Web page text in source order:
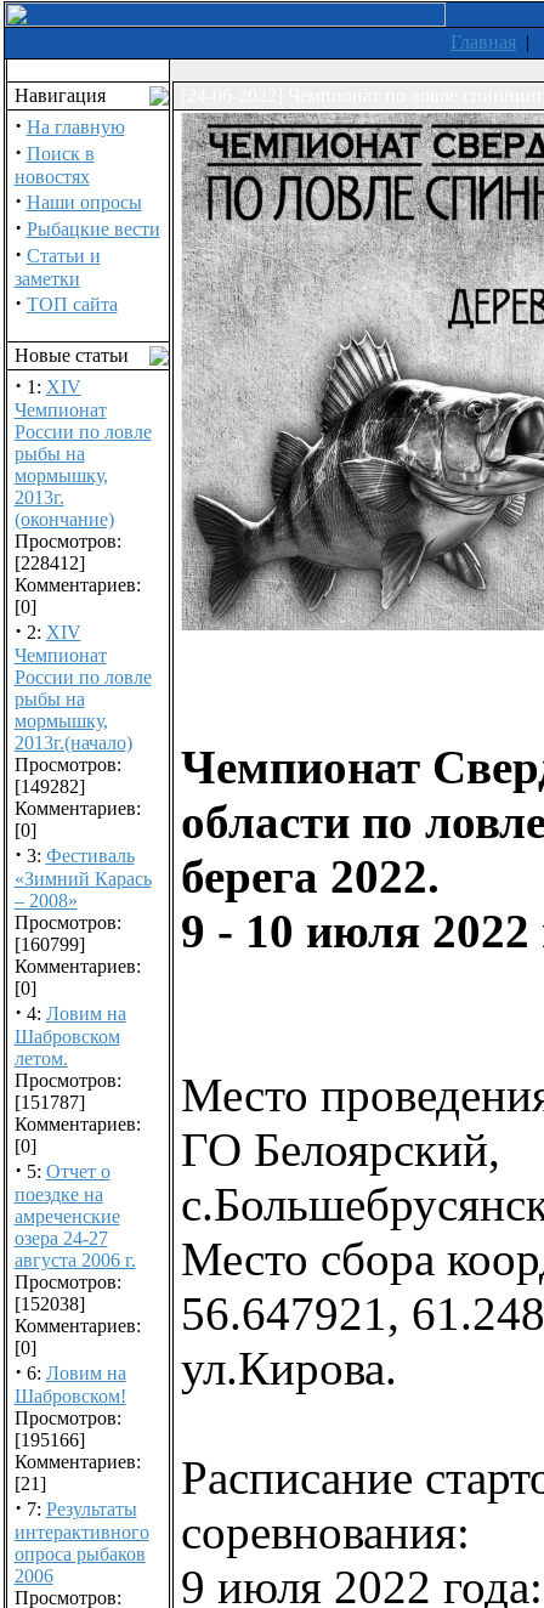
Главная |
Навигация
· На главную
· Поиск в
новостях
· Наши опросы
· Рыбацкие вести
· Статьи и
заметки
· ТОП сайта
Новые статьи
· 1: XIV
Чемпионат
России по ловле
рыбы на
мормышку,
2013г.
(окончание)
Просмотров:
[228412]
Комментариев:
[0]
· 2: XIV
Чемпионат
России по ловле
рыбы на
мормышку,
2013г.(начало)
Просмотров:
[149282]
Комментариев:
[0]
· 3: Фестиваль
«Зимний Карась
– 2008»
Просмотров:
[160799]
Комментариев:
[0]
· 4: Ловим на
Шабровском
летом.
Просмотров:
[151787]
Комментариев:
[0]
· 5: Отчет о
поездке на
амреченские
озера 24-27
августа 2006 г.
Просмотров:
[152038]
Комментариев:
[0]
· 6: Ловим на
Шабровском!
Просмотров:
[195166]
Комментариев:
[21]
· 7: Результаты
интерактивного
опроса рыбаков
2006
Просмотров:
Чемпионат
области по
берега 2022.
9 - 10 июля 2022
Место
ГО Белоярский,
Место сбора
56.647921,
ул.Кирова.
Расписание
соревнования:
9 июля 2022 года: